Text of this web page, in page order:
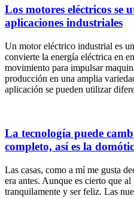
Los motores eléctricos se
aplicaciones industriales
Un motor eléctrico industrial es
convierte la energía eléctrica en
movimiento para impulsar
producción en una amplia
aplicación se pueden utilizar
La tecnología puede
completo, así es la
Las casas, como a mí me gusta
era antes. Aunque es cierto que
tranquilamente y ser feliz. Las